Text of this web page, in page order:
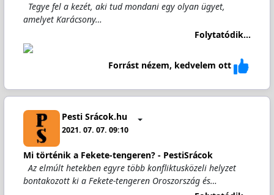
Tegye fel a kezét, aki tud mondani egy olyan ügyet,
amelyet Karácsony…
Folytatódik...
Forrást nézem, kedvelem ott
Pesti Srácok.hu
2021. 07. 07. 09:10
Mi történik a Fekete-tengeren? - PestiSrácok
Az elmúlt hetekben egyre több konfliktusközeli helyzet
bontakozott ki a Fekete-tengeren Oroszország és…